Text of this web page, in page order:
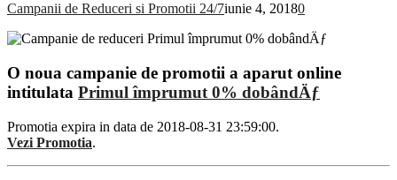
Campanii de Reduceri si Promotii 24/7iunie 4, 20180
O noua campanie de promotii a aparut online
intitulata Primul împrumut 0% dobândÄƒ
Promotia expira in data de 2018-08-31 23:59:00.
Vezi Promotia.